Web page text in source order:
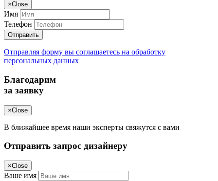
×Close
Имя
Телефон
Отправить
Отправляя форму вы соглашаетесь на обработку
персональных данных
Благодарим
за заявку
×Close
В ближайшее время наши эксперты свяжутся с вами
Отправить запрос дизайнеру
×Close
Ваше имя